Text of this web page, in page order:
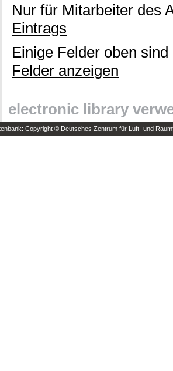
Nur für Mitarbeiter des
Eintrags
Einige Felder oben
Felder anzeigen
electronic library
Copyright © Deutsches Zentrum für Luft- und